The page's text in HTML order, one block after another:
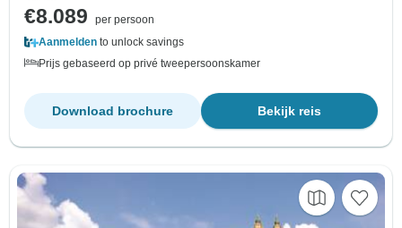
€8.089
per persoon
Aanmelden to unlock savings
Prijs gebaseerd op privé tweepersoonskamer
Bekijk reis
Download brochure